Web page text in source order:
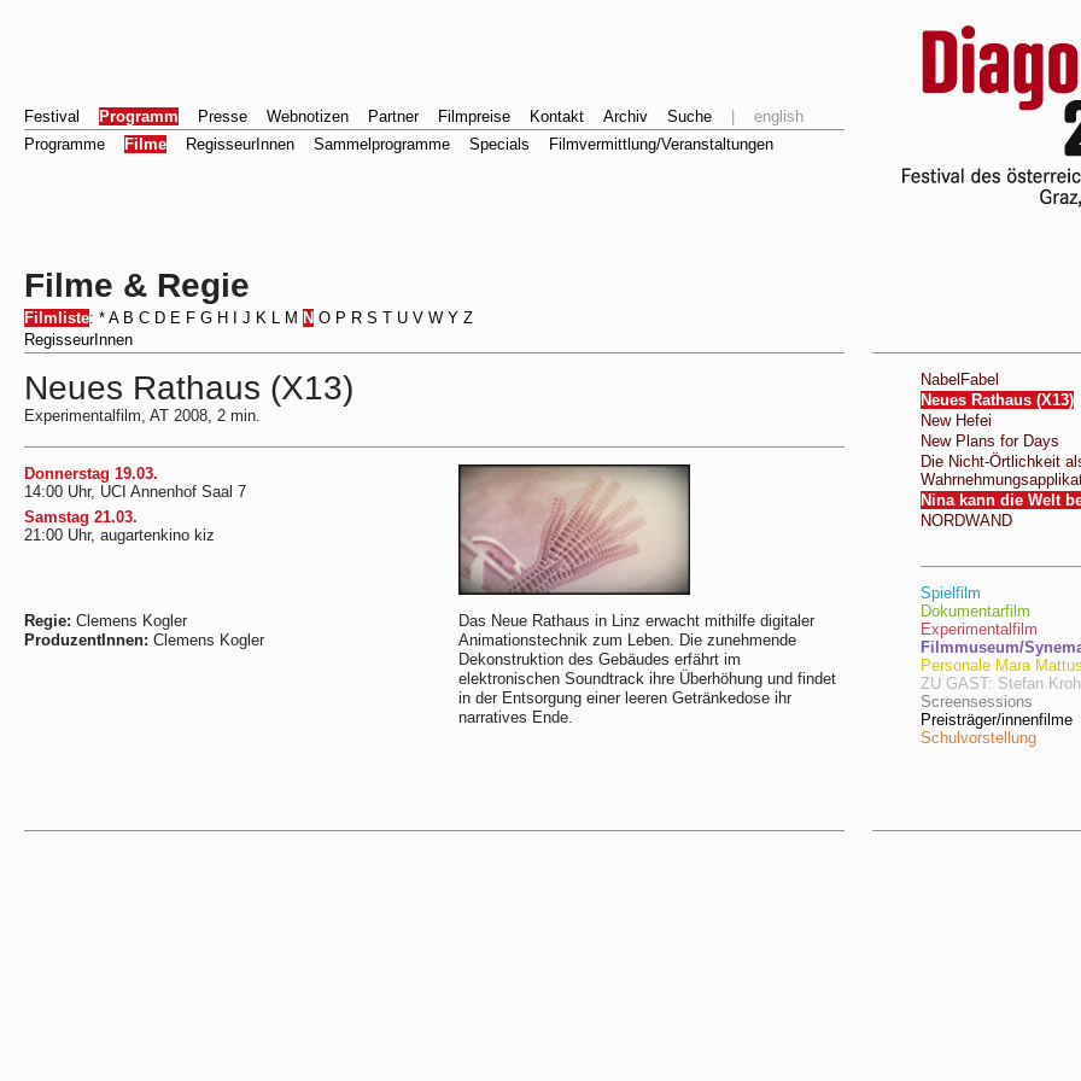
Festival Programm Presse Webnotizen Partner Filmpreise Kontakt Archiv Suche
english
Programme
Filme RegisseurInnen Sammelprogramme Specials Filmvermittlung/Veranstaltungen
Filme & Regie
Filmliste: * A B C D E F G H J K L M N O P R S T U V W Y Z
RegisseurInnen
Neues Rathaus (X13)
Experimentalfilm, AT 2008, 2 min.
Donnerstag 19.03.
14:00 Uhr, UCI Annenhof Saal 7
Samstag 21.03.
21:00 Uhr, augartenkino kiz
Regie: Clemens Kogler
ProduzentInnen: Clemens Kogler
Das Neue Rathaus in Linz erwacht mithilfe digitaler
Animationstechnik zum Leben. Die zunehmende
Dekonstruktion des Gebäudes erfährt im
elektronischen Soundtrack ihre Überhöhung und findet
in der Entsorgung einer leeren Getränkedose ihr
narratives Ende.
NabelFabel
Neues Rathaus (X13)
New Hefei
New Plans for Days
Die Nicht-Örtlichkeit
Nina kann die Welt
NORDWAND
Spielfilm
Dokumentarfilm
Experimentalfilm
Filmmuseum/
Personale Mara
ZU GAST: Stefan
Screensessions
Preisträger/innenfilme
Schulvorstellung